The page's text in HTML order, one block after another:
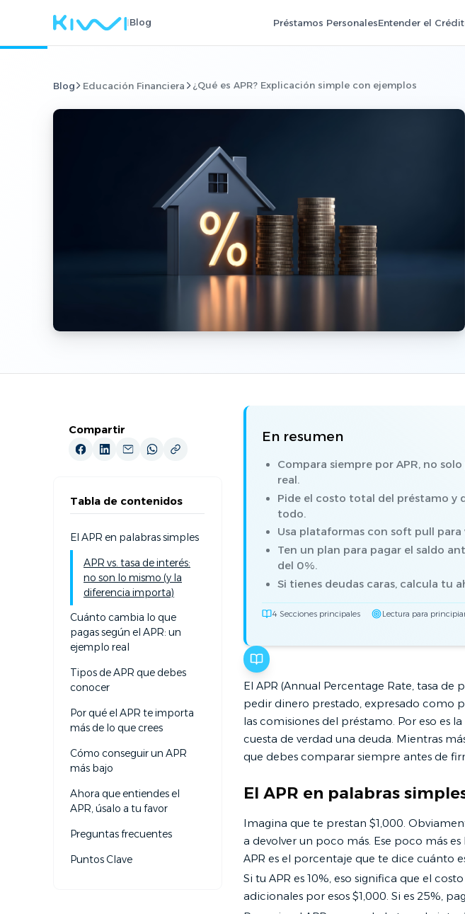
IBlog Préstamos PersonalesEntender el
Blog Educación Financiera ¿Qué es APR? Explicación simple con ejemplos
Compartir
Tabla de contenidos
El APR en palabras simples
APR vs. tasa de interés:
no son lo mismo (y la
diferencia importa)
Cuánto cambia lo que
pagas según el APR: un
ejemplo real
Tipos de APR que debes
conocer
Por qué el APR te importa
más de lo que crees
Cómo conseguir un APR
más bajo
Ahora que entiendes el
APR, úsalo a tu favor
Preguntas frecuentes
Puntos Clave
En resumen
Compara siempre por APR, no
real.
Pide el costo total del préstamo y
todo.
Usa plataformas con soft pull
Ten un plan para pagar el saldo
del 0%.
Si tienes deudas caras, calcula tu
4 Secciones principales Lectura para
El APR (Annual Percentage Rate, tasa
pedir dinero prestado, expresado como
las comisiones del préstamo. Por eso es
cuesta de verdad una deuda. Mientras
que debes comparar siempre antes de
El APR en palabras
Imagina que te prestan $1,000.
a devolver un poco más. Ese poco más
APR es el porcentaje que te dice cuánto
Si tu APR es 10%, eso significa que el
adicionales por esos $1,000. Si es 25%,